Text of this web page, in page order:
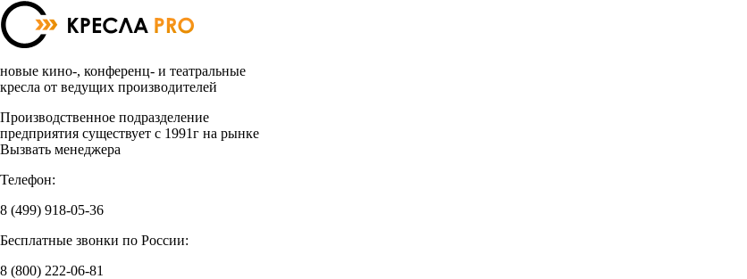
новые кино-, конференц- и театральные
кресла от ведущих производителей
Производственное подразделение
предприятия существует с 1991г на рынке
Вызвать менеджера
Телефон:
8 (499) 918-05-36
Бесплатные звонки по России:
8 (800) 222-06-81